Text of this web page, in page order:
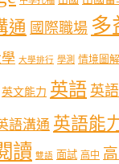
通 國際職場 多
大學排行 學測 情境圖解
英文能力 英語 英
語溝通 英語能
讀 雙語 面試 高中